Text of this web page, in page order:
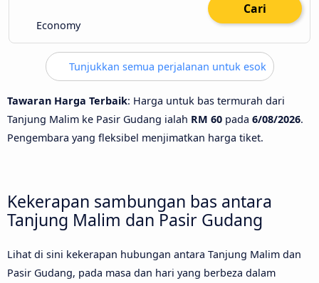
Economy
Cari
Tunjukkan semua perjalanan untuk esok
Tawaran Harga Terbaik: Harga untuk bas termurah dari
Tanjung Malim ke Pasir Gudang ialah RM 60 pada 6/08/2026.
Pengembara yang fleksibel menjimatkan harga tiket.
Kekerapan sambungan bas antara
Tanjung Malim dan Pasir Gudang
Lihat di sini kekerapan hubungan antara Tanjung Malim dan
Pasir Gudang, pada masa dan hari yang berbeza dalam